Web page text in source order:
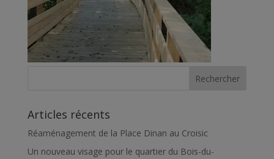
Articles récents
Réaménagement de la Place Dinan au Croisic
Un nouveau visage pour le quartier du Bois-du-